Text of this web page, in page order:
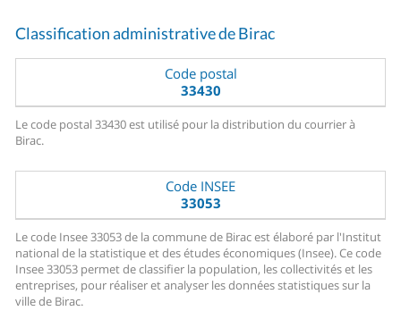
Classification administrative de Birac
Code postal
33430
Le code postal 33430 est utilisé pour la distribution du courrier à
Birac.
Code INSEE
33053
Le code Insee 33053 de la commune de Birac est élaboré par l'Institut
national de la statistique et des études économiques (Insee). Ce code
Insee 33053 permet de classifier la population, les collectivités et les
entreprises, pour réaliser et analyser les données statistiques sur la
ville de Birac.